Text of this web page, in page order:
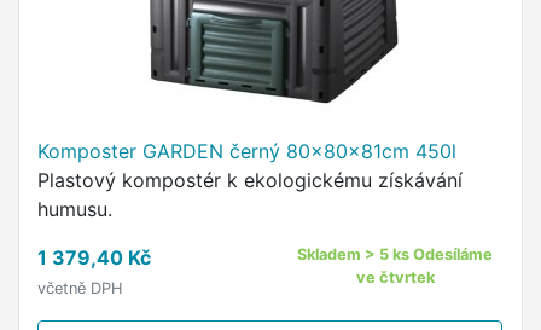
Komposter GARDEN černý 80x80x81cm 450l
Plastový kompostér k ekologickému získávání
humusu.
1 379,40 Kč
včetně DPH
Skladem > 5 ks Odesíláme
ve čtvrtek